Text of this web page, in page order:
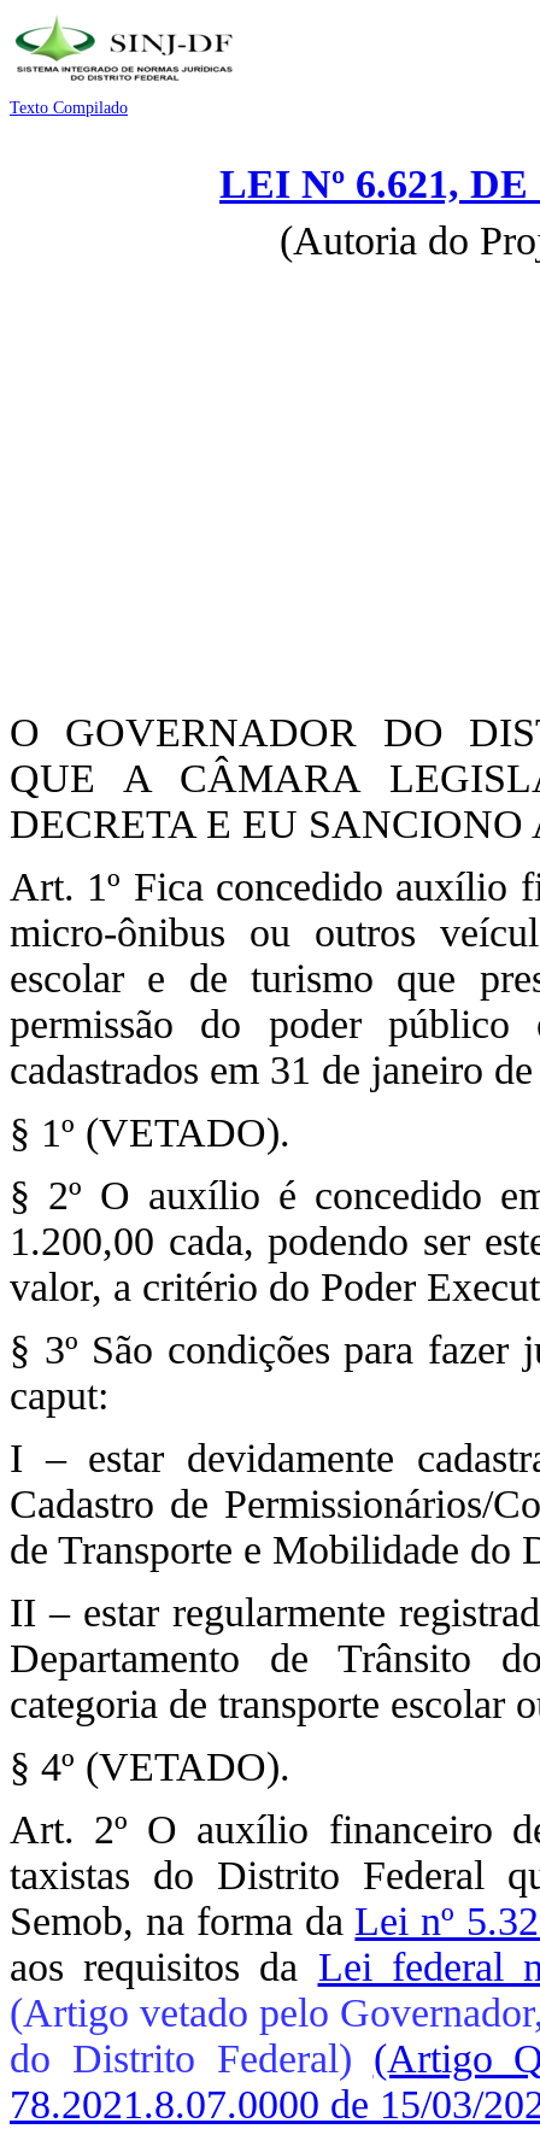
Texto Compilado
LEI Nº 6.621,
(Autoria do
O GOVERNADOR DO
QUE A CÂMARA
DECRETA E EU
Art. 1º Fica concedido auxílio
micro-ônibus ou outros
escolar e de turismo que
permissão do poder público
cadastrados em 31 de janeiro
§ 1º (VETADO).
§ 2º O auxílio é concedido
1.200,00 cada, podendo ser
valor, a critério do Poder
§ 3º São condições para
caput:
I – estar devidamente
Cadastro de Permissionários/
de Transporte e Mobilidade do
II – estar regularmente
Departamento de Trânsito
categoria de transporte escolar
§ 4º (VETADO).
Art. 2º O auxílio financeiro
taxistas do Distrito Federal
Semob, na forma da Lei nº
aos requisitos da Lei federal
(Artigo vetado pelo
do Distrito Federal) (Artigo
78.2021.8.07.0000 de 15/03/